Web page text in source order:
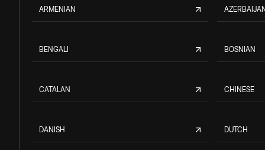
ARMENIAN
BENGALI BOSNIAN
CATALAN CHINESE
DANISH DUTCH